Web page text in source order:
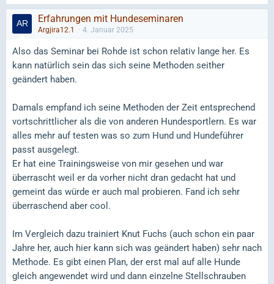
Im Vergleich dazu trainiert Knut Fuchs (auch schon ein
paar Jahre her, auch hier kann sich was geändert haben)
sehr nach Methode. Es gibt einen Plan, der erst mal auf
alle Hunde gleich angewendet wird und dann einzelne
Stellschrauben geändert werden. Je nachdem wie das
Team halt ist.
Ich fand beide Seminar in Ordnung.
Ich würde trotzdem zu keinem der beiden mehr auf eines
gehen, was aber nicht an den Seminaren selbst liegt
sondern andere Gründe hat.
Erfahrungen mit Hundeseminaren
Argjira12.1 4. Januar 2025
Also das Seminar bei Rohde ist schon relativ lange her. Es
kann natürlich sein das sich seine Methoden seither
geändert haben.
Damals empfand ich seine Methoden der Zeit entsprechend
vortschrittlicher als die von anderen Hundesportlern. Es war
alles mehr auf testen was so zum Hund und Hundeführer
passt ausgelegt.
Er hat eine Trainingsweise von mir gesehen und war
überrascht weil er da vorher nicht dran gedacht hat und
gemeint das würde er auch mal probieren. Fand ich sehr
überraschend aber cool.
Im Vergleich dazu trainiert Knut Fuchs (auch schon ein paar
Jahre her, auch hier kann sich was geändert haben) sehr nach
Methode. Es gibt einen Plan, der erst mal auf alle Hunde
gleich angewendet wird und dann einzelne Stellschrauben